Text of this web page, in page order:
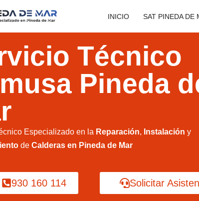
INICIO SAT PINEDA DE
Técnico
Pineda
Especializado en la Reparación, Instalación y
de Calderas en Pineda de Mar
930 160 114 Solicitar